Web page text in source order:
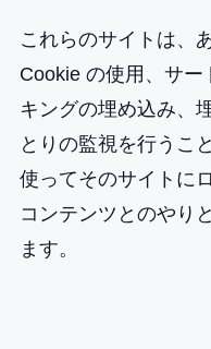
これらのサイトは、
Cookie の使用、サー
キングの埋め込み、
とりの監視を行うこ
使ってそのサイトに
コンテンツとのやり
ます。